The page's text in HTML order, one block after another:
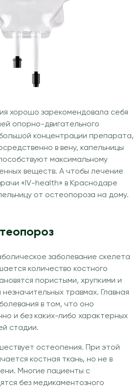
хорошо зарекомендовала себя
опорно-двигательного
концентрации препарата,
в вену, капельницы
максимальному
веществ. А чтобы лечение
«IV-health» в Краснодаре
от остеопороза на дому.
заболевание скелета
количество костного
пористыми, хрупкими и
травмах. Главная
в том, что оно
и без каких-либо характерных
стадии.
остеопения. При этой
костная ткань, но не в
Многие пациенты с
без медикаментозного